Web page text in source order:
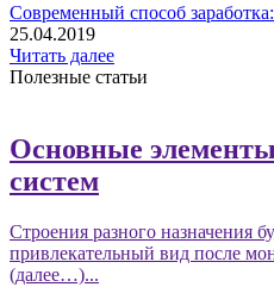
Современный способ
25.04.2019
Читать далее
Полезные статьи
Основные
систем
Строения разного назначения
привлекательный вид после
(далее…)...